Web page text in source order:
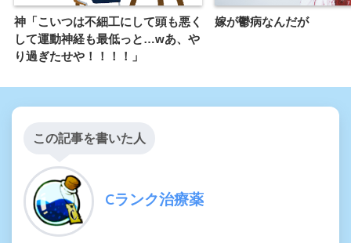
神「こいつは不細工にして頭も悪く
して運動神経も最低っと…wあ、や
り過ぎたせや！！！！」
嫁が鬱病なんだが
この記事を書いた人
Cランク治療薬